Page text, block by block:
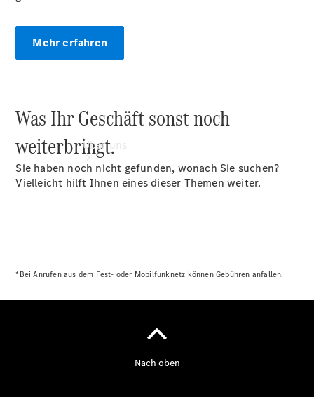
Über uns
Ansprechpartner
Öffnungszeiten
Kontaktformular
Mehr erfahren
Was Ihr Geschäft sonst noch
weiterbringt.
Sie haben noch nicht gefunden, wonach Sie suchen?
Vielleicht hilft Ihnen eines dieser Themen weiter.
*Bei Anrufen aus dem Fest- oder Mobilfunknetz können Gebühren anfallen.